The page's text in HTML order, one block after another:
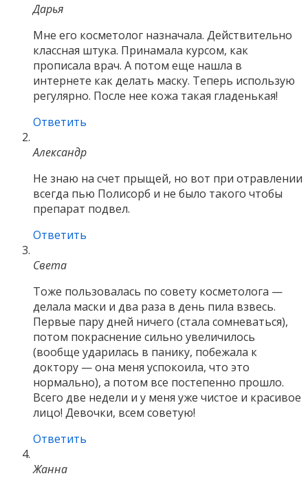
Дарья
Мне его косметолог назначала. Действительно
классная штука. Принамала курсом, как
прописала врач. А потом еще нашла в
интернете как делать маску. Теперь использую
регулярно. После нее кожа такая гладенькая!
Ответить
Александр
Не знаю на счет прыщей, но вот при отравлении
всегда пью Полисорб и не было такого чтобы
препарат подвел.
Ответить
Света
Тоже пользовалась по совету косметолога —
делала маски и два раза в день пила взвесь.
Первые пару дней ничего (стала сомневаться),
потом покраснение сильно увеличилось
(вообще ударилась в панику, побежала к
доктору — она меня успокоила, что это
нормально), а потом все постепенно прошло.
Всего две недели и у меня уже чистое и красивое
лицо! Девочки, всем советую!
Ответить
Жанна